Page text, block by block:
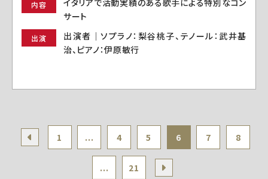
内容
イタリアで活動実績のある歌手による特別なコン
サート
出演
出演者｜ソプラノ：梨谷桃子、テノール：武井基
治、ピアノ：伊原敏行
1 ... 4 5 6 7 8
... 21